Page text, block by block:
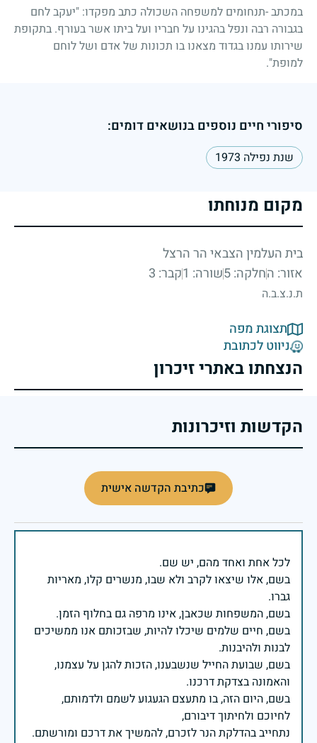
במכתב -תנחומים למשפחה השכולה כתב מפקדו: "יעקב לחם
בגבורה רבה ונפל בהגינו על חבריו ועל ביתו אשר בעורף. בתקופת
שירותו עמנו בגדוד מצאנו בו תכונות של אדם ושל לוחם
למופת".
סיפורי חיים נוספים בנושאים דומים:
שנת נפילה 1973
מקום מנוחתו
בית העלמין הצבאי הר הרצל
אזור: החלקה: 5 שורה: 1 קבר: 3
ת.נ.צ.ב.ה
תצוגת מפה
ניווט לכתובת
הנצחתו באתרי זיכרון
הקדשות וזיכרונות
כתיבת הקדשה אישית
בשם, אלו שיצאו לקרב ולא שבו, מנשרים קלו, מאריות
בשם, חיים שלמים שיכלו להיות, שבזכותם אנו ממשיכים
בשם, שבועת החייל שנשבענו, הזכות להגן על עצמנו,
בשם, היום הזה, בו מתעצם הגעגוע לשמם ולדמותם,
נתחייב בהדלקת הנר לזכרם, להמשיך את דרכם ומורשתם.